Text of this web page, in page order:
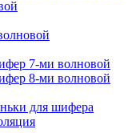
7-ми волновой
8-ми волновой
для шифера